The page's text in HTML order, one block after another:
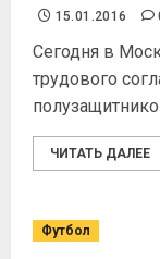
15.01.2016
Сегодня в
трудового
ЧИТАТЬ ДАЛЕЕ
Футбол